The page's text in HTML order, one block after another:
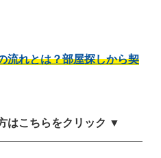
流れとは？部屋探しから契
はこちらをクリック ▼